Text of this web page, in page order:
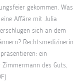
gekommen. Was
Affäre mit Julia
sich an dem
Rechtsmedizinerin
ein
des Guts,